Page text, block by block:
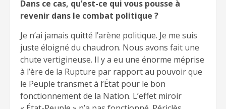
Dans ce cas, qu’est-ce qui vous pousse à
revenir dans le combat politique ?
Je n’ai jamais quitté l’arène politique. Je me suis
juste éloigné du chaudron. Nous avons fait une
chute vertigineuse. Il y a eu une énorme méprise
à l’ère de la Rupture par rapport au pouvoir que
le Peuple transmet à l’État pour le bon
fonctionnement de la Nation. L’effet miroir